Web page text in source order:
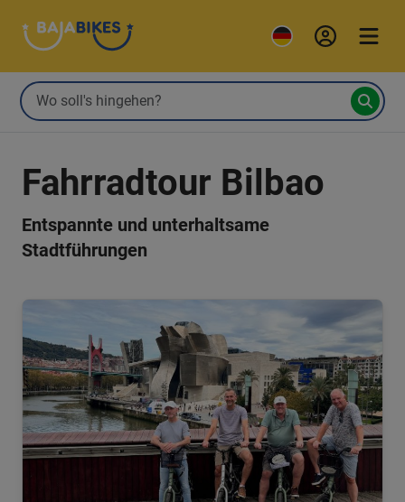
Fahrradtour Bilbao
Entspannte und unterhaltsame
Stadtführungen